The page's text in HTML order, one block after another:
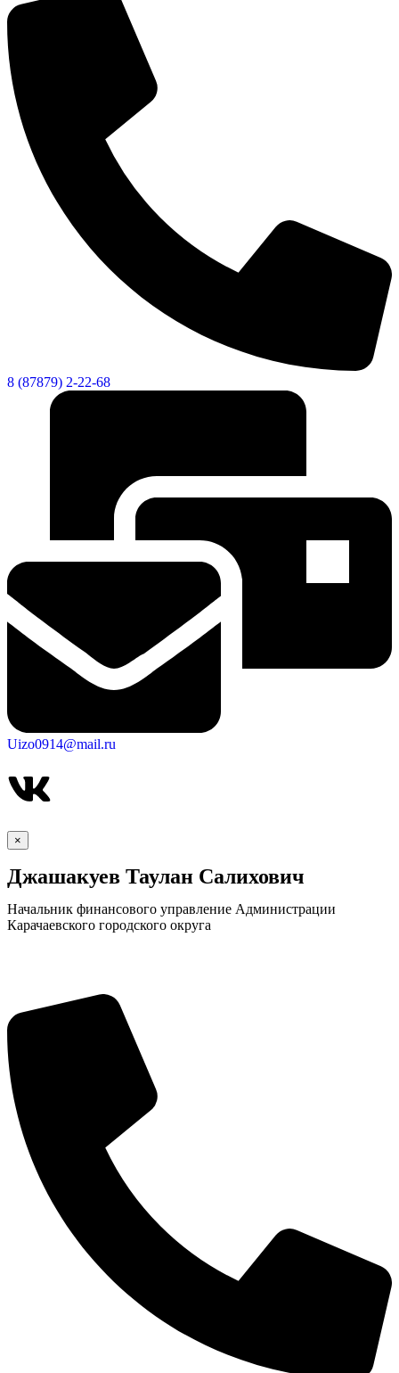
8 (87879) 2-22-68
Uizo0914@mail.ru
×
Джашакуев Таулан Салихович
Начальник финансового управление Администрации
Карачаевского городского округа